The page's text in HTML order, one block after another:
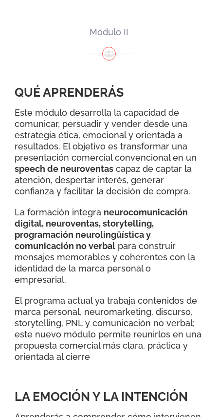
Módulo II
QUÉ APRENDERÁS
Este módulo desarrolla la capacidad de
comunicar, persuadir y vender desde una
estrategia ética, emocional y orientada a
resultados. El objetivo es transformar una
presentación comercial convencional en un
speech de neuroventascapaz de captar la
atención, despertar interés, generar
confianza y facilitar la decisión de compra.
La formación integra neurocomunicación
digital, neuroventas, storytelling,
programación neurolingüística y
comunicación no verbalpara construir
mensajes memorables y coherentes con la
identidad de la marca personal o
empresarial.
El programa actual ya trabaja contenidos de
marca personal, neuromarketing, discurso,
storytelling, PNL y comunicación no verbal;
este nuevo módulo permite reunirlos en una
propuesta comercial más clara, práctica y
orientada al cierre
LA EMOCIÓN Y LA INTENCIÓN